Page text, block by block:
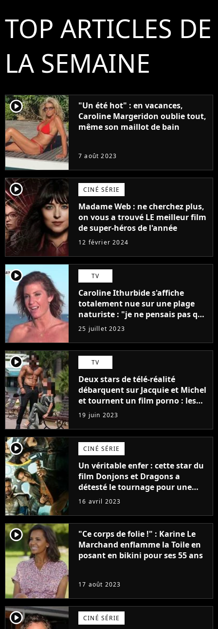
TOP ARTICLES DE
LA SEMAINE
player2
"Un été hot" : en vacances,
Caroline Margeridon oublie tout,
même son maillot de bain
7 août 2023
player2 CINÉ SÉRIE
Madame Web : ne cherchez plus,
on vous a trouvé LE meilleur film
de super-héros de l'année
12 février 2024
player2 TV
Caroline Ithurbide s'affiche
totalement nue sur une plage
naturiste : "je ne pensais pas que
j'arriverais à le faire..."
25 juillet 2023
player2 TV
Deux stars de télé-réalité
débarquent sur Jacquie et Michel
et tournent un film porno : les
premières images du tournage
(exclu)
19 juin 2023
player2 CINÉ SÉRIE
Un véritable enfer : cette star du
film Donjons et Dragons a
détesté le tournage pour une
raison très spéciale
16 avril 2023
player2
"Ce corps de folie !" : Karine Le
Marchand enflamme la Toile en
posant en bikini pour ses 55 ans
17 août 2023
player2 CINÉ SÉRIE